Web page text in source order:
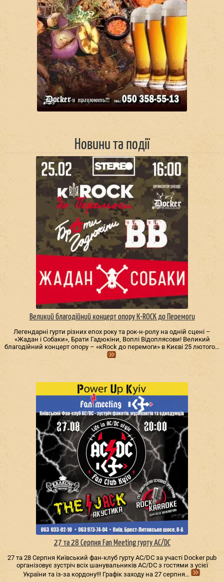
Новини та події
Великий благодійний концерт опору К-ROCK до Перемоги
Легендарні гурти різних епох року та рок-н-ролу на одній сцені –
«Жадан і Собаки», Брати Гадюкіни, Воплі Відоплясови! Великий
благодійний концерт опору – «кRock до перемоги» в Києві 25 лютого…
27 та 28 Серпня Fan Meeting гурту AC/DС
27 та 28 Серпня Київський фан-клуб гурту AC/DС за участі Docker pub
організовує зустріч всіх шанувальників AC/DС з гостями з усієї
України та із-за кордону!!! Графік заходу на 27 серпня…